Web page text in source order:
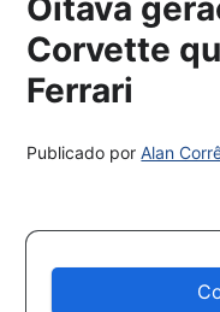
Oitava
Corvette
Ferrari
Publicado porAlan